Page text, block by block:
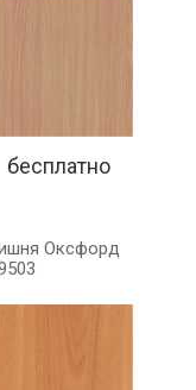
бесплатно
Оксфорд